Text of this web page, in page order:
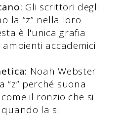
Gli scrittori degli
la “z” nella loro
è l'unica grafia
accademici
Noah Webster
“z” perché suona
il ronzio che si
la si